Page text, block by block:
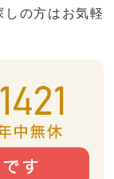
しの方はお気軽